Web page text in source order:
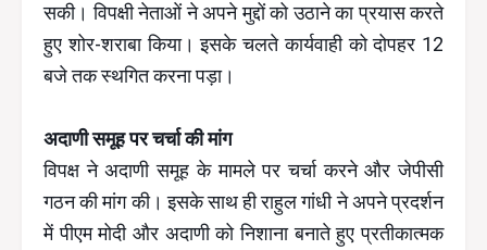
सकी। विपक्षी नेताओं ने अपने मुद्दों को उठाने का प्रयास करते
हुए शोर-शराबा किया। इसके चलते कार्यवाही को दोपहर 12
बजे तक स्थगित करना पड़ा।
अदाणी समूह पर चर्चा की मांग
विपक्ष ने अदाणी समूह के मामले पर चर्चा करने और जेपीसी
गठन की मांग की। इसके साथ ही राहुल गांधी ने अपने प्रदर्शन
में पीएम मोदी और अदाणी को निशाना बनाते हुए प्रतीकात्मक